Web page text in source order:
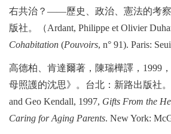
右共治？ ——歷史、政治、憲法的考
版社。（Ardant, Philippe et Olivier
Cohabitation (Pouvoirs, n° 91). Paris:
高德柏、肯達爾著，陳瑞樺譯， 1999
母照護的沈思》。台北：新路出版社
and Geo Kendall, 1997, Gifts From the
Caring for Aging Parents. New York: